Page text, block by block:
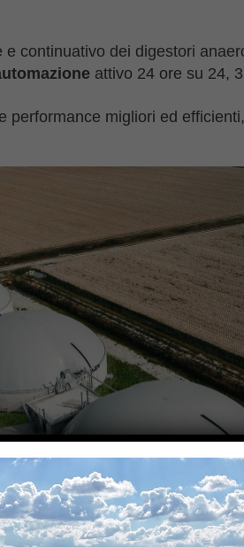
continuativo dei digestori
attivo 24 ore su 24,
performance migliori ed